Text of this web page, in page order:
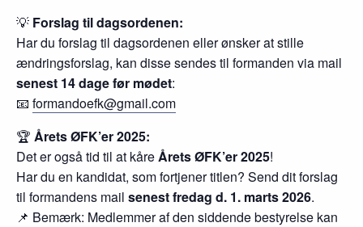
💡 Forslag til dagsordenen:
Har du forslag til dagsordenen eller ønsker at stille
ændringsforslag, kan disse sendes til formanden via mail
senest 14 dage før mødet:
📧 formandoefk@gmail.com
🏆 Årets ØFK’er 2025:
Det er også tid til at kåreÅrets ØFK’er 2025!
Har du en kandidat, som fortjener titlen? Send dit forslag
til formandens mail senest fredag d. 1. marts 2026.
📌 Bemærk: Medlemmer af den siddende bestyrelse kan